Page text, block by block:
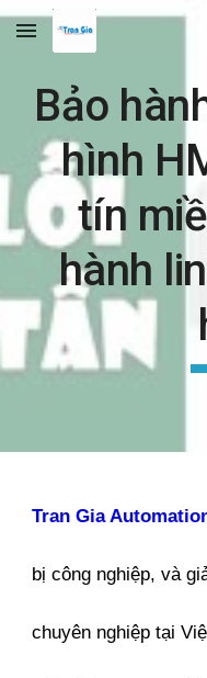
Skip to main content
Bảo
hình
tín
hành
Tran Gia
bị công nghiệp, và
chuyên nghiệp tại